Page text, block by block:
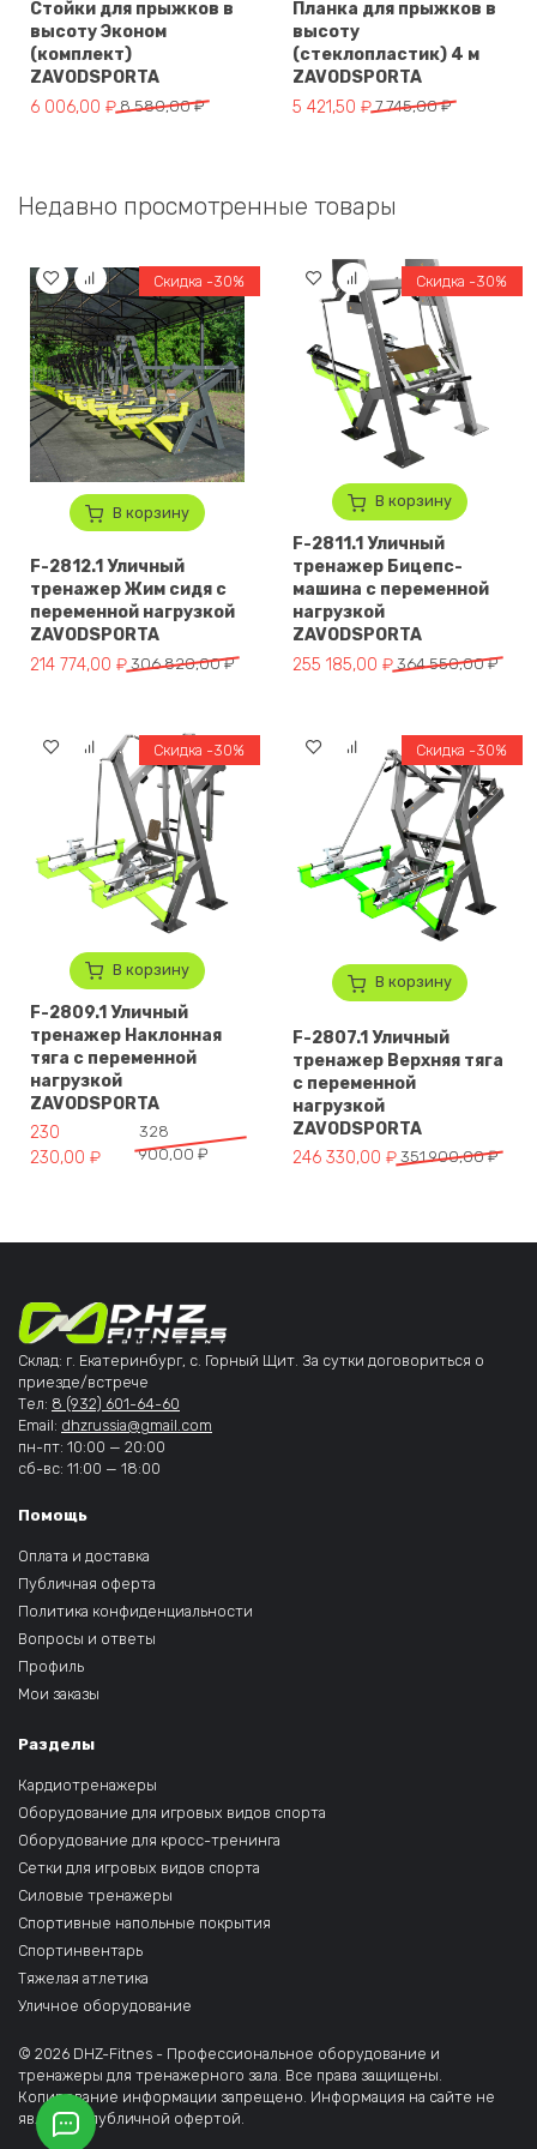
Стойки для прыжков в
высоту Эконом
(комплект)
ZAVODSPORTA
8 580,00₽
Первоначальная цена составляла 8 580,00 ₽.
6 006,00 ₽
Текущая цена: 6 006,00 ₽.
Планка для прыжков в
высоту
(стеклопластик) 4 м
ZAVODSPORTA
7 745,00₽
Первоначальная цена
5 421,50 ₽
Текущая цена: 5 421,50 ₽.
Недавно просмотренные товары
В корзину
Скидка -30%
F-2812.1 Уличный
тренажер Жим сидя с
переменной нагрузкой
ZAVODSPORTA
306 820,00₽
Первоначальная цена составляла 306 820,00 ₽.
214 774,00 ₽
Текущая цена: 214 774,00 ₽.
В корзину
Скидка -30%
F-2811.1 Уличный
тренажер Бицепс-
машина с переменной
нагрузкой
ZAVODSPORTA
364 550,00₽
Первоначальная цена
255 185,00 ₽
Текущая цена: 255 185,00 ₽.
В корзину
Скидка -30%
F-2809.1 Уличный
тренажер Наклонная
тяга с переменной
нагрузкой
ZAVODSPORTA
328
900,00 ₽
Первоначальная цена составляла 328 900,00 ₽.
230
230,00 ₽
Текущая цена: 230 230,00 ₽.
В корзину
Скидка -30%
F-2807.1 Уличный
тренажер Верхняя тяга
с переменной
нагрузкой
ZAVODSPORTA
351 900,00₽
Первоначальная цена
246 330,00 ₽
Текущая цена: 246 330,00 ₽.
Склад: г. Екатеринбург, с. Горный Щит. За сутки договориться о
приезде/встрече
Тел: 8 (932) 601-64-60
Email: dhzrussia@gmail.com
пн-пт: 10:00 — 20:00
сб-вс: 11:00 — 18:00
Помощь
Оплата и доставка
Публичная оферта
Политика конфиденциальности
Вопросы и ответы
Профиль
Мои заказы
Разделы
Кардиотренажеры
Оборудование для игровых видов спорта
Оборудование для кросс-тренинга
Сетки для игровых видов спорта
Силовые тренажеры
Спортивные напольные покрытия
Спортинвентарь
Тяжелая атлетика
Уличное оборудование
© 2026 DHZ-Fitnes - Профессиональное оборудование и
тренажеры для тренажерного зала. Все права защищены.
Копирование информации запрещено. Информация на сайте не
является публичной офертой.